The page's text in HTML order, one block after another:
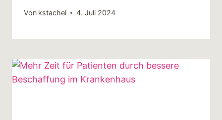
Von kstachel 4. Juli 2024